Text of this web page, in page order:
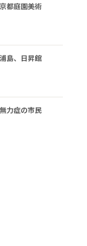
都庭園美術
島、日昇館
力症の市民